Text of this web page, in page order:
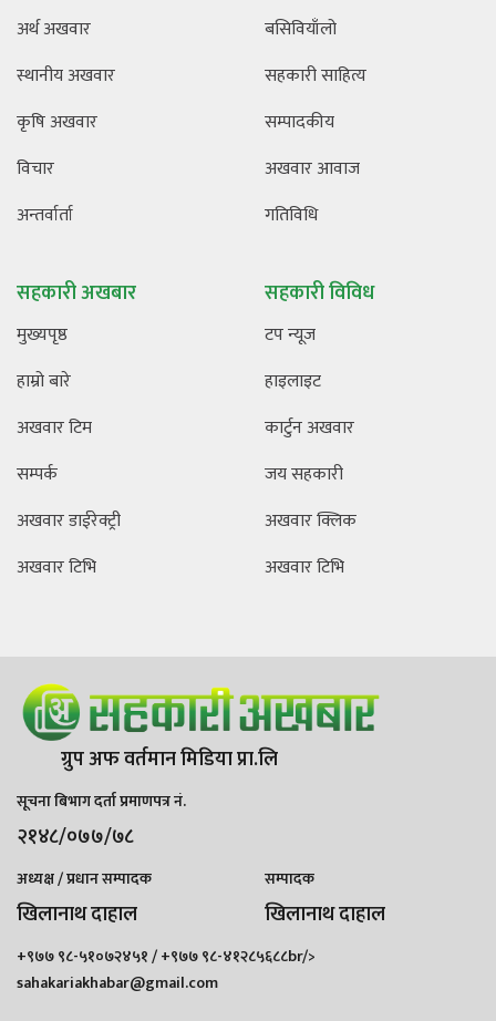
अर्थ अखवार
स्थानीय अखवार
कृषि अखवार
विचार
अन्तर्वार्ता
बसिवियाँलो
सहकारी साहित्य
सम्पादकीय
अखवार आवाज
गतिविधि
सहकारी अखबार
मुख्यपृष्ठ
हाम्रो बारे
अखवार टिम
सम्पर्क
अखवार डाईरेक्ट्री
अखवार टिभि
सहकारी विविध
टप न्यूज
हाइलाइट
कार्टुन अखवार
जय सहकारी
अखवार क्लिक
अखवार टिभि
ग्रुप अफ वर्तमान मिडिया प्रा.लि
सूचना बिभाग दर्ता प्रमाणपत्र नं.
२१४८/०७७/७८
अध्यक्ष / प्रधान सम्पादक
खिलानाथ दाहाल
सम्पादक
खिलानाथ दाहाल
+९७७ ९८-५१०७२४५१ / +९७७ ९८-४१२८५६८८br/>
sahakariakhabar@gmail.com